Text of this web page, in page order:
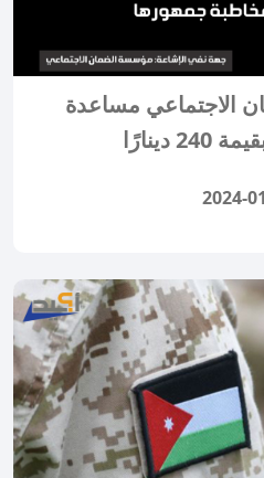
الاجتماعي مساعدة
دينارًا
2024-